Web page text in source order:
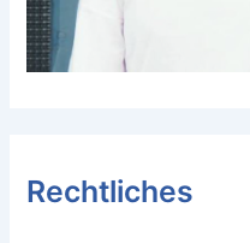
Rechtliches